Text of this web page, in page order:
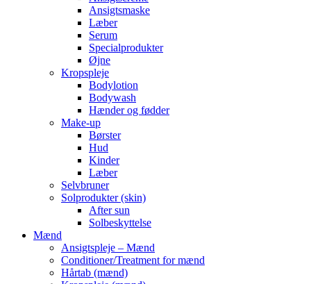
Ansigtsmaske
Læber
Serum
Specialprodukter
Øjne
Kropspleje
Bodylotion
Bodywash
Hænder og fødder
Make-up
Børster
Hud
Kinder
Læber
Selvbruner
Solprodukter (skin)
After sun
Solbeskyttelse
Mænd
Ansigtspleje – Mænd
Conditioner/Treatment for mænd
Hårtab (mænd)